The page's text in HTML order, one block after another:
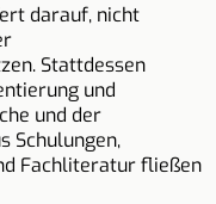
darauf, nicht
Stattdessen
und
und der
Schulungen,
Fachliteratur fließen